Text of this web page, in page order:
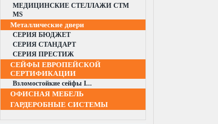
МЕДИЦИНСКИЕ СТЕЛЛАЖИ CTM
MS
Металлические двери
СЕРИЯ БЮДЖЕТ
СЕРИЯ СТАНДАРТ
СЕРИЯ ПРЕСТИЖ
СЕЙФЫ ЕВРОПЕЙСКОЙ
СЕРТИФИКАЦИИ
Взломостойкие сейфы I...
ОФИСНАЯ МЕБЕЛЬ
ГАРДЕРОБНЫЕ СИСТЕМЫ